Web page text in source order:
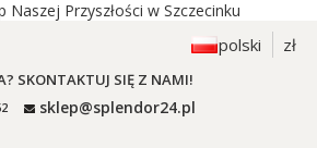
Naszej Przyszłości w Szczecinku
polski zł
SKONTAKTUJ SIĘ Z NAMI!
sklep@splendor24.pl